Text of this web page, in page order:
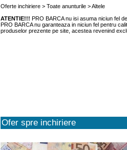
Oferte inchiriere > Toate anunturile>Altele
ATENTIE!!! PRO BARCA nu isi asuma niciun fel
PRO BARCA nu garanteaza in niciun fel pentru
produselor prezente pe site, acestea revenind
Ofer spre inchiriere